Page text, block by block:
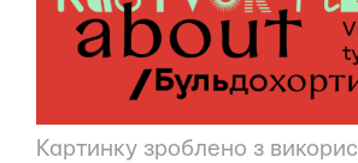
Картинку зроблено з